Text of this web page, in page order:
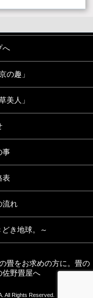
畳をお求めの方に。畳の
佐野畳屋へ
へ
の趣」
美人」
事
表
流れ
き地球。～
All Rights Reserved.